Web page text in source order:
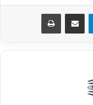
تلگرام اشتراک گذاری از طریق ایمیل چاپ